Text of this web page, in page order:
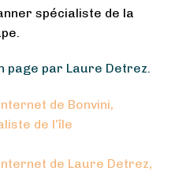
spécialiste de la
page par Laure Detrez.
de Bonvini,
de l’île
de Laure Detrez,